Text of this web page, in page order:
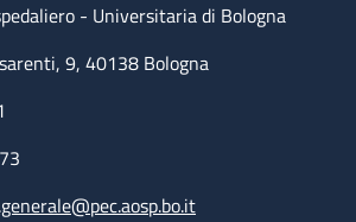
- Universitaria di Bologna
9, 40138 Bologna